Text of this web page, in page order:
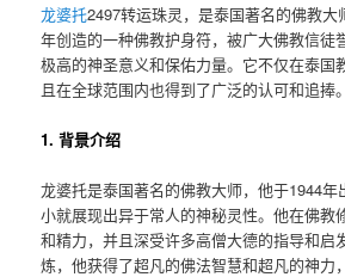
龙婆托2497转运珠灵，是泰国著名的佛教大
年创造的一种佛教护身符，被广大佛教信徒
极高的神圣意义和保佑力量。它不仅在泰国
且在全球范围内也得到了广泛的认可和追捧。
1. 背景介绍
龙婆托是泰国著名的佛教大师，他于1944年
小就展现出异于常人的神秘灵性。他在佛教
和精力，并且深受许多高僧大德的指导和启
炼，他获得了超凡的佛法智慧和超凡的神力